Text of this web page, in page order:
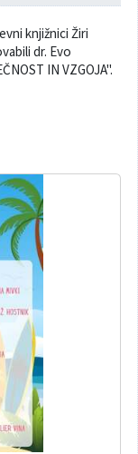
knjižnici Žiri
dr. Evo
IN VZGOJA".